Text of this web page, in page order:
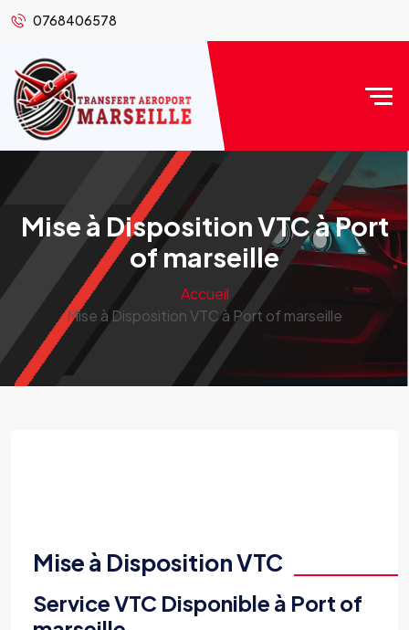
0768406578
Mise à Disposition VTC à Port
of marseille
Accueil
Mise à Disposition VTC à Port of marseille
Mise à Disposition VTC
Service VTC Disponible à Port of